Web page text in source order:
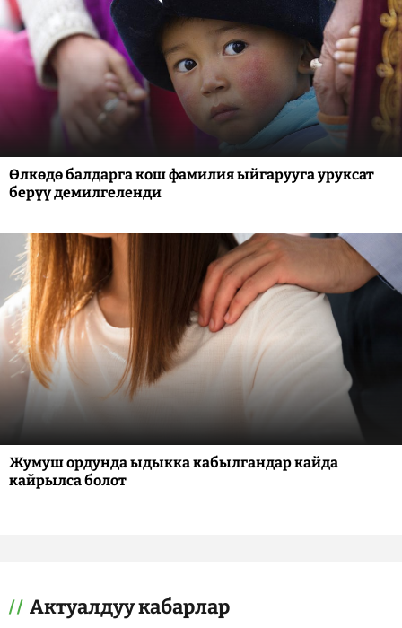
Өлкөдө балдарга кош фамилия ыйгарууга уруксат
берүү демилгеленди
Жумуш ордунда ыдыкка кабылгандар кайда
кайрылса болот
Актуалдуу кабарлар